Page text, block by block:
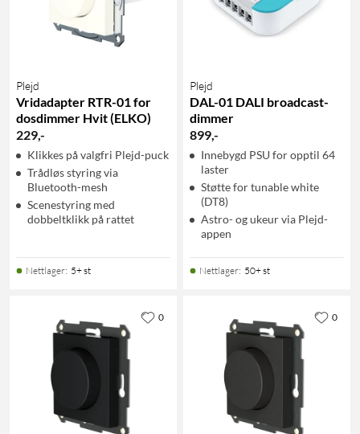
Plejd
Vridadapter RTR-01 for
dosdimmer Hvit (ELKO)
229,-
Klikkes på valgfri Plejd-puck
Trådløs styring via
Bluetooth-mesh
Scenestyring med
dobbeltklikk på rattet
Nettlager: 5+ st
Plejd
DAL-01 DALI broadcast-
dimmer
899,-
Innebygd PSU for opptil 64
laster
Støtte for tunable white
(DT8)
Astro- og ukeur via Plejd-
appen
Nettlager: 50+ st
0 0